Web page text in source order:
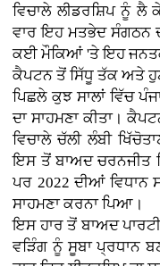
ਵਿਚਾਲੇ ਲੀਡਰਸ਼ਿਪ ਨੂੰ
ਵਾਰ ਇਹ ਮਤਭੇਦ ਸੰਗਠਨ
ਕਈ ਮੌਕਿਆਂ 'ਤੇ ਇਹ
ਕੈਪਟਨ ਤੋਂ ਸਿੱਧੂ ਤੱਕ ਅਤੇ
ਪਿਛਲੇ ਕੁਝ ਸਾਲਾਂ ਵਿੱਚ
ਦਾ ਸਾਹਮਣਾ ਕੀਤਾ।
ਵਿਚਾਲੇ ਚੱਲੀ ਲੰਬੀ
ਇਸ ਤੋਂ ਬਾਅਦ ਚਰਨਜੀਤ
ਪਰ 2022 ਦੀਆਂ ਵਿਧਾਨ
ਸਾਹਮਣਾ ਕਰਨਾ ਪਿਆ।
ਇਸ ਹਾਰ ਤੋਂ ਬਾਅਦ
ਵੜਿੰਗ ਨੂੰ ਸੂਬਾ ਪ੍ਰਧਾਨ